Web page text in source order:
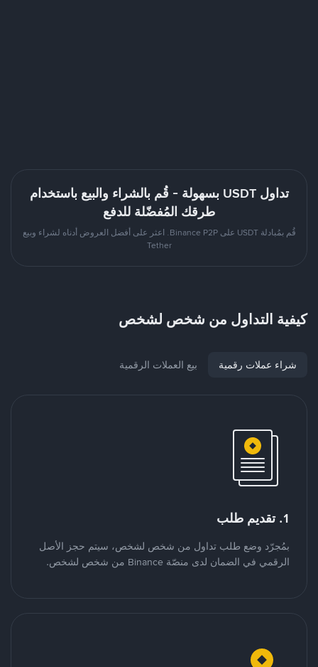
تداول USDT بسهولة - قُم بالشراء والبيع باستخدام
طرقك المُفضّلة للدفع
قُم بمُبادلة USDT على Binance P2P. اعثر على أفضل العروض أدناه لشراء وبيع
Tether
كيفية التداول من شخص لشخص
شراء عملات رقمية بيع العملات الرقمية
1. تقديم طلب
بمُجرّد وضع طلب تداول من شخص لشخص، سيتم حجز الأصل
الرقمي في الضمان لدى منصّة Binance من شخص لشخص.